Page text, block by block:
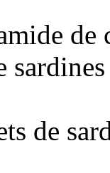
de
de